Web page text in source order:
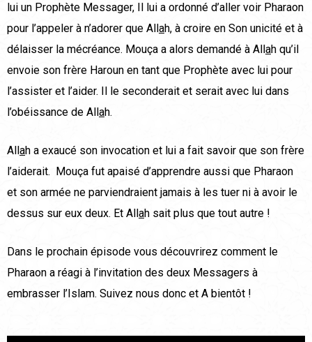
lui un Prophète Messager, Il lui a ordonné d’aller voir Pharaon
pour l’appeler à n’adorer que Allah, à croire en Son unicité et à
délaisser la mécréance. Mouça a alors demandé à Allah qu’il
envoie son frère Haroun en tant que Prophète avec lui pour
l’assister et l’aider. Il le seconderait et serait avec lui dans
l’obéissance de Allah.
Allah a exaucé son invocation et lui a fait savoir que son frère
l’aiderait. Mouça fut apaisé d’apprendre aussi que Pharaon
et son armée ne parviendraient jamais à les tuer ni à avoir le
dessus sur eux deux. Et Allah sait plus que tout autre !
Dans le prochain épisode vous découvrirez comment le
Pharaon a réagi à l’invitation des deux Messagers à
embrasser l’Islam. Suivez nous donc et A bientôt !